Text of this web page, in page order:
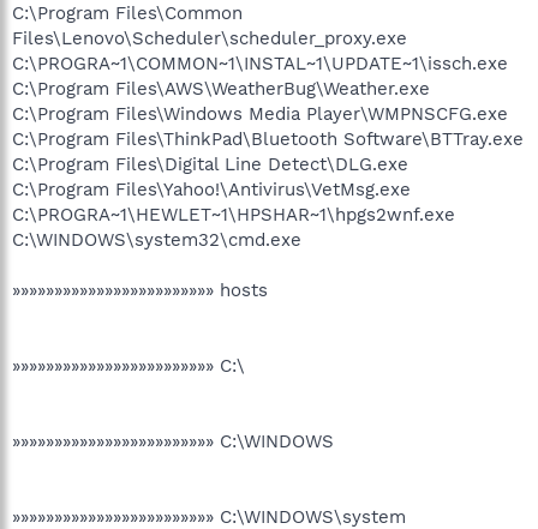
C:\Program Files\Common
Files\Lenovo\Scheduler\scheduler_proxy.exe
C:\PROGRA~1\COMMON~1\INSTAL~1\UPDATE~1\issch.exe
C:\Program Files\AWS\WeatherBug\Weather.exe
C:\Program Files\Windows Media Player\WMPNSCFG.exe
C:\Program Files\ThinkPad\Bluetooth Software\BTTray.exe
C:\Program Files\Digital Line Detect\DLG.exe
C:\Program Files\Yahoo!\Antivirus\VetMsg.exe
C:\PROGRA~1\HEWLET~1\HPSHAR~1\hpgs2wnf.exe
C:\WINDOWS\system32\cmd.exe
»»»»»»»»»»»»»»»»»»»»»»»» hosts
»»»»»»»»»»»»»»»»»»»»»»»» C:\
»»»»»»»»»»»»»»»»»»»»»»»» C:\WINDOWS
»»»»»»»»»»»»»»»»»»»»»»»» C:\WINDOWS\system